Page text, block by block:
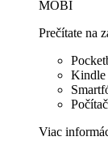
MOBI
Prečítate na
Kindle
Viac